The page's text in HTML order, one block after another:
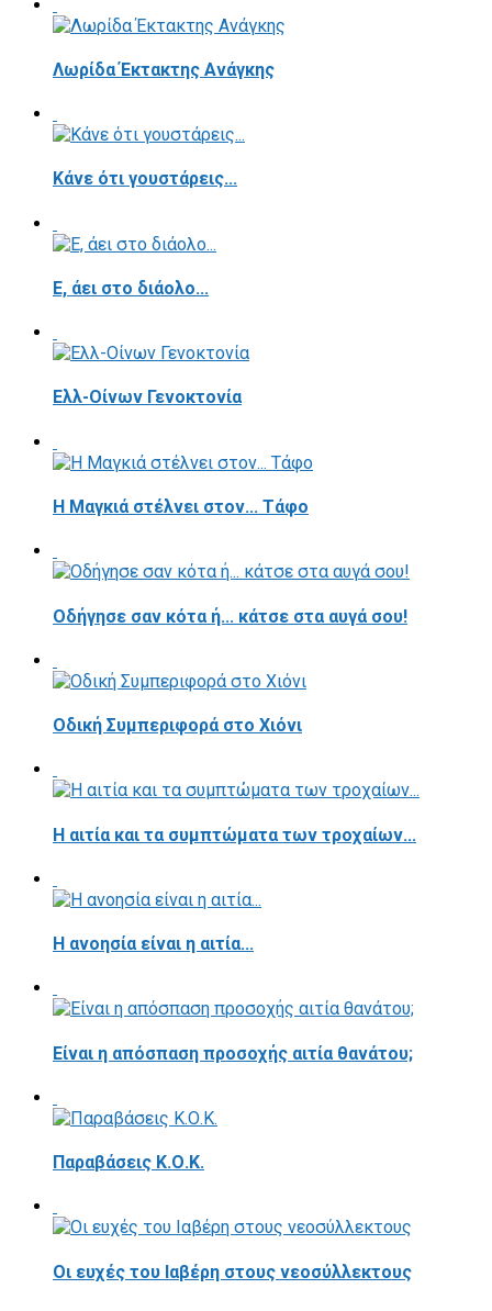
Λωρίδα Έκτακτης Ανάγκης
Κάνε ότι γουστάρεις...
E, άει στο διάολο...
Ελλ-Οίνων Γενοκτονία
H Μαγκιά στέλνει στον... Τάφο
Οδήγησε σαν κότα ή... κάτσε στα αυγά σου!
Οδική Συμπεριφορά στο Χιόνι
Η αιτία και τα συμπτώματα των τροχαίων...
Η ανοησία είναι η αιτία...
Είναι η απόσπαση προσοχής αιτία θανάτου;
Παραβάσεις Κ.Ο.Κ.
Οι ευχές του Ιαβέρη στους νεοσύλλεκτους